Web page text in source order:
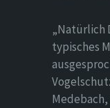
„Natürlich
typisches